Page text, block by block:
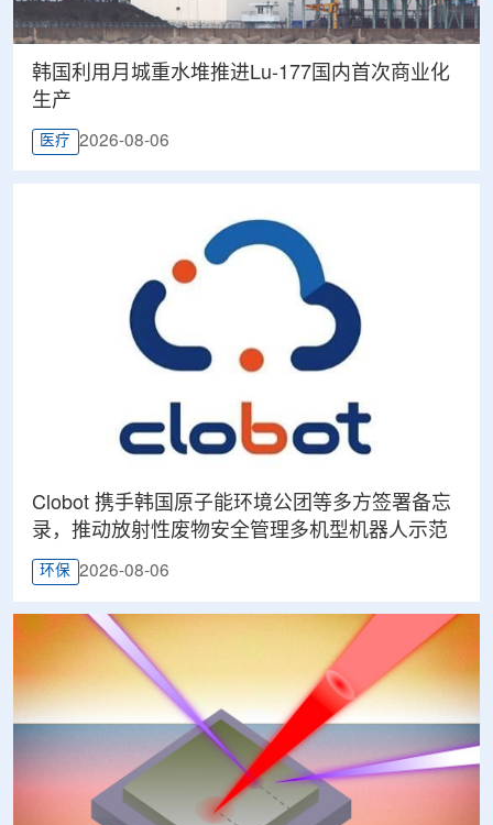
韩国利用月城重水堆推进Lu-177国内首次商业化
生产
医疗 2026-08-06
Clobot 携手韩国原子能环境公团等多方签署备忘
录，推动放射性废物安全管理多机型机器人示范
环保 2026-08-06